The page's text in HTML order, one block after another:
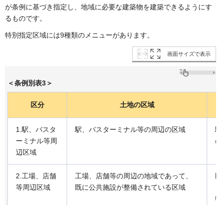
が条例に基づき指定し、地域に必要な建築物を建築できるようにす
るものです。
特別指定区域には9種類のメニューがあります。
画面サイズで表示
＜条例別表3＞
区分 土地の区域
1.駅、バスタ
ーミナル等周
辺区域
駅、バスターミナル等の周辺の区域
2.工場、店舗
等周辺区域
工場、店舗等の周辺の地域であって、
既に公共施設が整備されている区域